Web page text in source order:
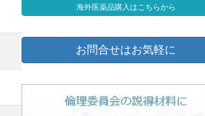
海外医薬品購入はこちらから
お問合せはお気軽に